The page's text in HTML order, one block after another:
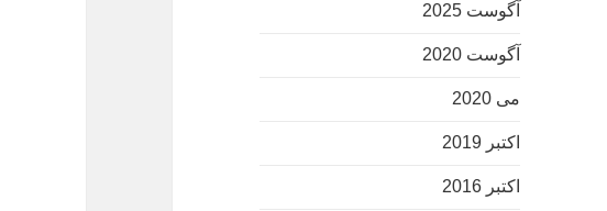
آگوست 2025
آگوست 2020
می 2020
اکتبر 2019
اکتبر 2016